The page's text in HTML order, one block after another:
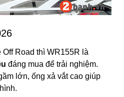
Road thì WR155R là
đáng mua để trải nghiệm.
lớn, ống xả vắt cao giúp